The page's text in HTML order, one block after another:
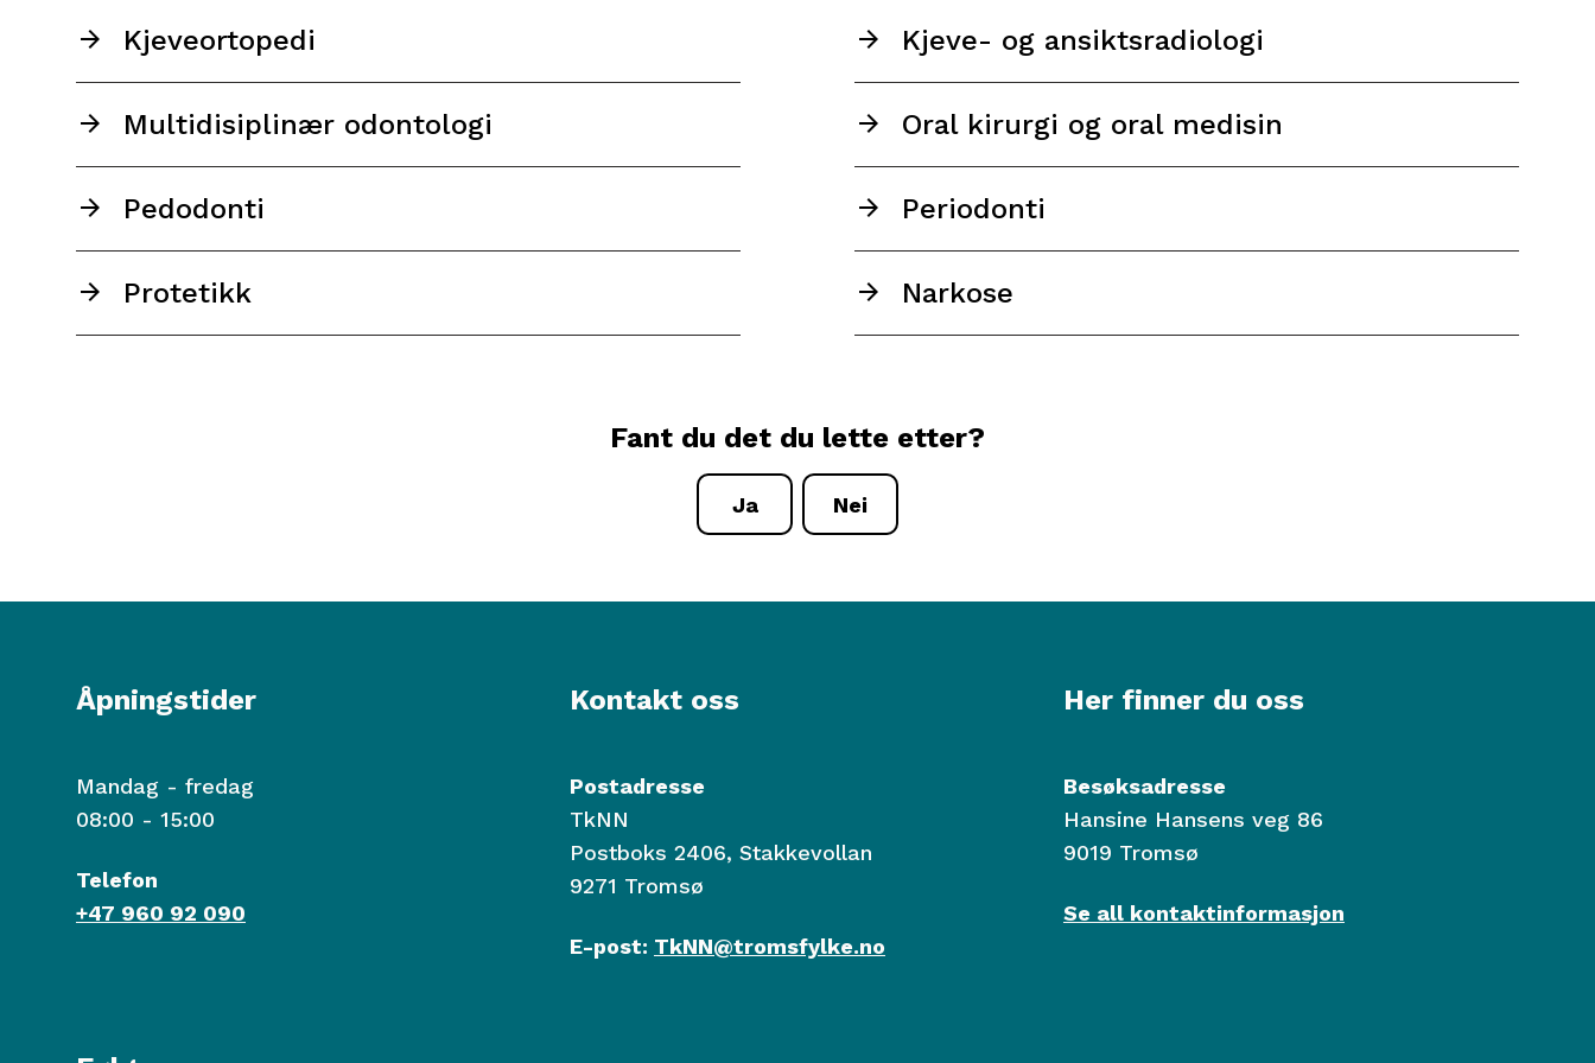
Kjeveortopedi Kjeve- og ansiktsradiologi
Multidisiplinær odontologi Oral kirurgi og oral medisin
Pedodonti Periodonti
Protetikk Narkose
Fant du det du lette etter?
Ja Nei
Åpningstider
Mandag - fredag
08:00 - 15:00
Telefon
+47 960 92 090
Kontakt oss
Postadresse
TkNN
Postboks 2406, Stakkevollan
9271 Tromsø
E-post: TkNN@tromsfylke.no
Her finner du oss
Besøksadresse
Hansine Hansens veg 86
9019 Tromsø
Se all kontaktinformasjon